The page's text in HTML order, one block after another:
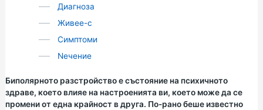
Диагноза
Живее-с
Симптоми
Nечение
Биполярното разстройство е състояние на психичното
здраве, което влияе на настроенията ви, което може да се
промени от една крайност в друга. По-рано беше известно